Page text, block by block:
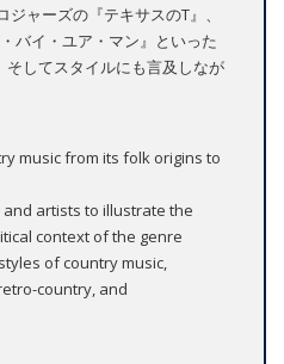
ジャーズの『テキサスのT』、
バイ・ユア・マン』といった
してスタイルにも言及しなが
music from its folk origins to
artists to illustrate the
context of the genre
of country music,
country, and